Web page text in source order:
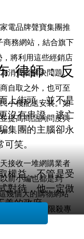
律師：反
上街頭，並不是
沒有串證、逃亡
集團的主腦卻永
笑。
權益，不管是受
對待，他一定做
義的政府。
電品牌聲寶集團推
商務網站，結合旗下
將利用這些經銷店
消費者解決問題。
自取之外，也可至
小棧配送安裝。如
提高商品詢問度與
接收一堆網購業者
前小編也都是到
幾個大的購物網站
」規畫每日限殺專
小時提供「超殺